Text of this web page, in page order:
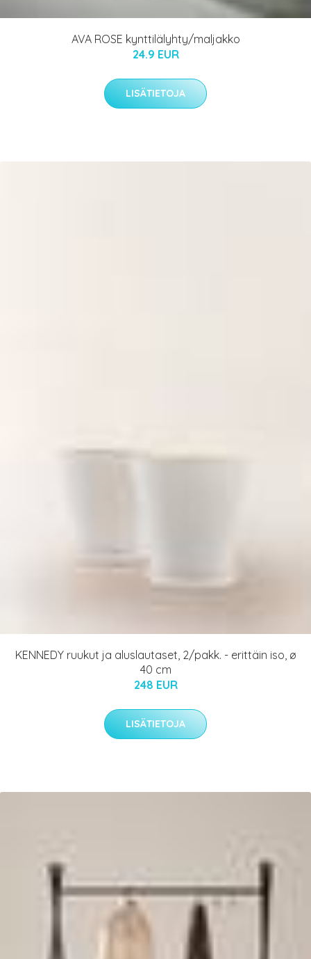
AVA ROSE kynttilälyhty/maljakko
24.9 EUR
LISÄTIETOJA
KENNEDY ruukut ja aluslautaset, 2/pakk. - erittäin iso, ø
40 cm
248 EUR
LISÄTIETOJA